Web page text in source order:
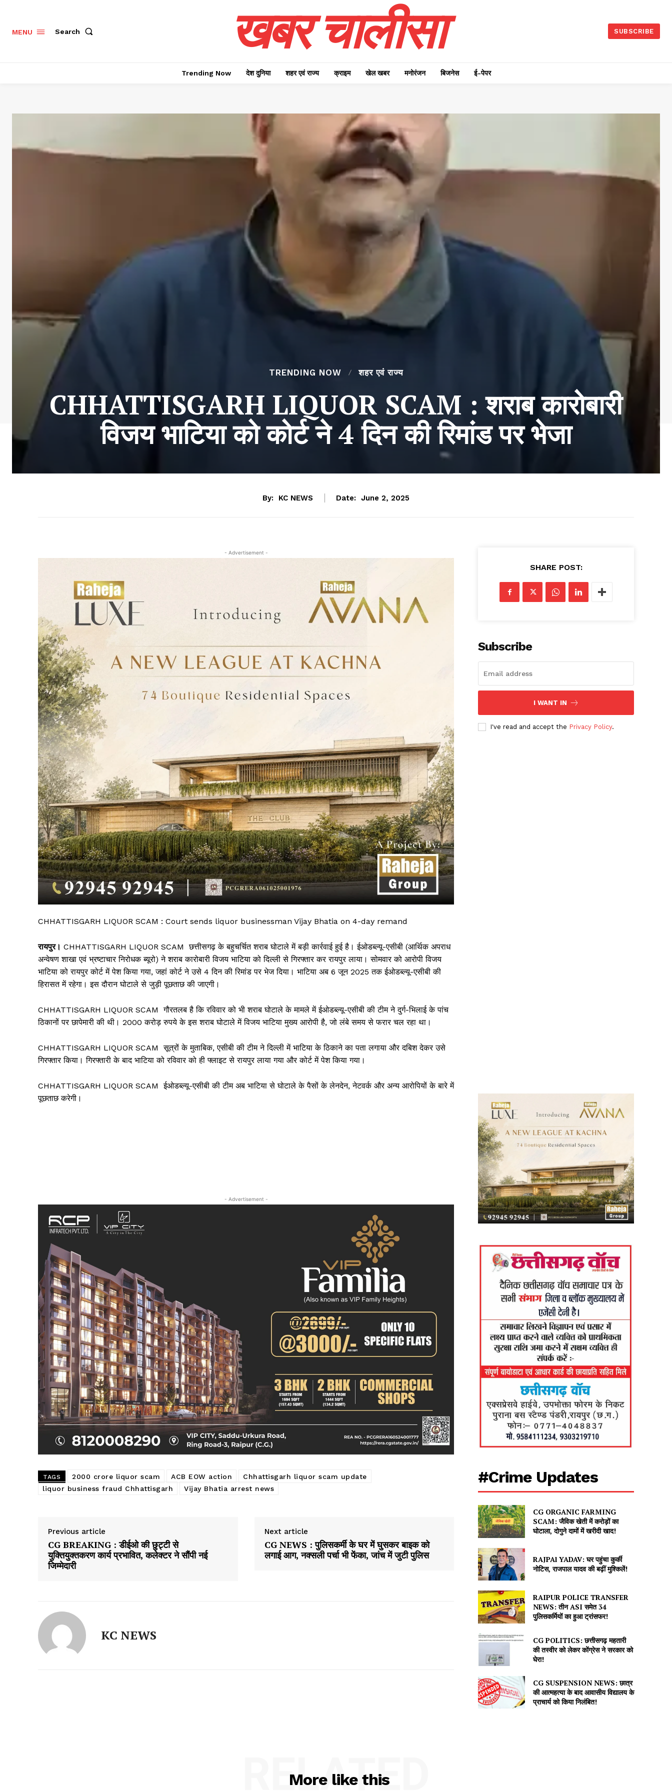
सिर्फ सच !!!
Khabarchalisa News
MENU Search खबर चालीसा SUBSCRIBE
Trending Now देश दुनिया शहर एवं राज्य क्राइम खेल खबर मनोरंजन बिजनेस ई-पेपर
TRENDING NOW शहर एवं राज्य
CHHATTISGARH LIQUOR SCAM : शराब कारोबारी
विजय भाटिया को कोर्ट ने 4 दिन की रिमांड पर भेजा
By: KC NEWS Date: June 2, 2025
- Advertisement -
CHHATTISGARH LIQUOR SCAM : Court sends liquor businessman Vijay Bhatia on 4-day remand
रायपुर। CHHATTISGARH LIQUOR SCAM छत्तीसगढ़ के बहुचर्चित शराब घोटाले में बड़ी कार्रवाई हुई है। ईओडब्ल्यू-एसीबी (आर्थिक अपराध
अन्वेषण शाखा एवं भ्रष्टाचार निरोधक ब्यूरो) ने शराब कारोबारी विजय भाटिया को दिल्ली से गिरफ्तार कर रायपुर लाया। सोमवार को आरोपी विजय
भाटिया को रायपुर कोर्ट में पेश किया गया, जहां कोर्ट ने उसे 4 दिन की रिमांड पर भेज दिया। भाटिया अब 6 जून 2025 तक ईओडब्ल्यू-एसीबी की
हिरासत में रहेगा। इस दौरान घोटाले से जुड़ी पूछताछ की जाएगी।
CHHATTISGARH LIQUOR SCAM गौरतलब है कि रविवार को भी शराब घोटाले के मामले में ईओडब्ल्यू-एसीबी की टीम ने दुर्ग-भिलाई के पांच
ठिकानों पर छापेमारी की थी। 2000 करोड़ रुपये के इस शराब घोटाले में विजय भाटिया मुख्य आरोपी है, जो लंबे समय से फरार चल रहा था।
CHHATTISGARH LIQUOR SCAM सूत्रों के मुताबिक, एसीबी की टीम ने दिल्ली में भाटिया के ठिकाने का पता लगाया और दबिश देकर उसे
गिरफ्तार किया। गिरफ्तारी के बाद भाटिया को रविवार को ही फ्लाइट से रायपुर लाया गया और कोर्ट में पेश किया गया।
CHHATTISGARH LIQUOR SCAM ईओडब्ल्यू-एसीबी की टीम अब भाटिया से घोटाले के पैसों के लेनदेन, नेटवर्क और अन्य आरोपियों के बारे में
पूछताछ करेगी।
- Advertisement -
TAGS 2000 crore liquor scam ACB EOW action
Chhattisgarh liquor scam update
liquor business fraud Chhattisgarh
Vijay Bhatia arrest news
Previous article
CG BREAKING : डीईओ की छुट्टी से
युक्तियुक्तकरण कार्य प्रभावित, कलेक्टर ने सौंपी नई
जिम्मेदारी
Next article
CG NEWS : पुलिसकर्मी के घर में घुसकर बाइक को
लगाई आग, नक्सली पर्चा भी फेंका, जांच में जुटी पुलिस
KC NEWS
SHARE POST:
Subscribe
I WANT IN
I've read and accept the Privacy Policy.
#Crime Updates
CG ORGANIC FARMING
SCAM: जैविक खेती में करोड़ों का
घोटाला, दोगुने दामों में खरीदी खाद!
RAJPAl YADAV: घर पहुंचा कुर्की
नोटिस, राजपाल यादव की बढ़ीं मुश्किलें!
RAIPUR POLICE TRANSFER
NEWS: तीन ASI समेत 34
पुलिसकर्मियों का हुआ ट्रांसफर!
CG POLITICS: छत्तीसगढ़ महतारी
की तस्वीर को लेकर कोंग्रेस ने सरकार को
घेरा!
CG SUSPENSION NEWS: छात्र
की आत्महत्या के बाद आवासीय विद्यालय के
प्राचार्य को किया निलंबित!
More like this
RELATED